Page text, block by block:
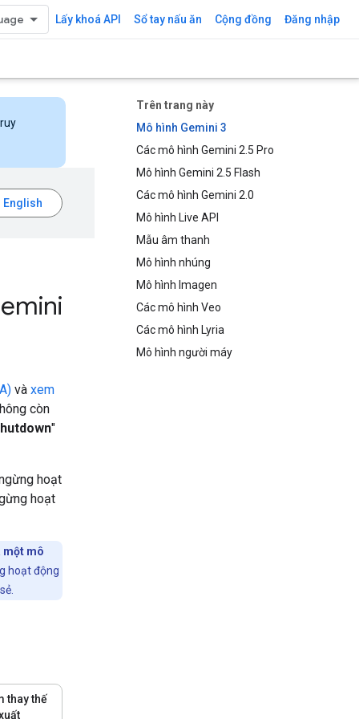
Lấy khoá API Sổ tay nấu ăn Cộng đồng Đăng nhập
Trên trang này
Mô hình Gemini 3
Các mô hình Gemini 2.5 Pro
Mô hình Gemini 2.5 Flash
Các mô hình Gemini 2.0
Mô hình Live API
Mẫu âm thanh
Mô hình nhúng
Mô hình Imagen
Các mô hình Veo
Các mô hình Lyria
Mô hình người máy
và xem
còn
"
hoạt
hoạt
mô
hoạt động
thay thế